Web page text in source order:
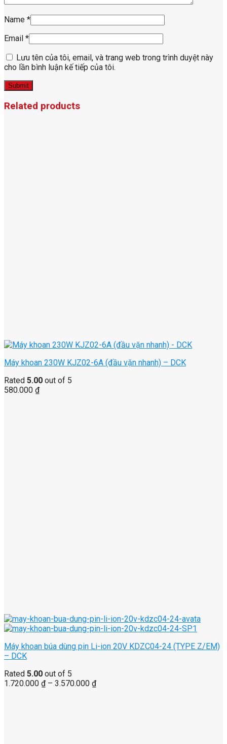
Name *
Email *
Lưu tên của tôi, email, và trang web trong trình duyệt này
cho lần bình luận kế tiếp của tôi.
Related products
Máy khoan 230W KJZ02-6A (đầu vặn nhanh) – DCK
Rated 5.00 out of 5
580.000 ₫
Máy khoan búa dùng pin Li-ion 20V KDZC04-24 (TYPE Z/EM)
– DCK
Rated 5.00 out of 5
1.720.000 ₫– 3.570.000 ₫